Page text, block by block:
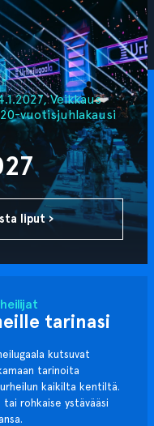
Veikkaus
vuotisjuhlakausi
liput ›
tarinasi
kutsuvat
tarinoita
kaikilta kentiltä.
rohkaise ystävääsi